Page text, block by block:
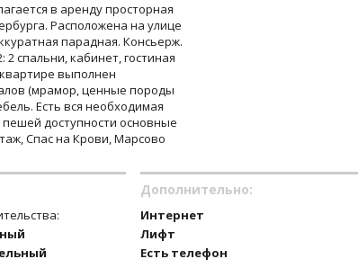
в аренду просторная
Расположена на улице
парадная. Консьерж.
спальни, кабинет, гостиная
квартире выполнен
(мрамор, ценные породы
Есть вся необходимая
доступности основные
Спас на Крови, Марсово
Дополнительно:
Интернет
Лифт
Есть телефон